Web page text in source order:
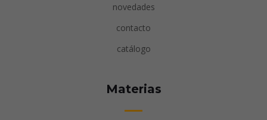
novedades
contacto
catálogo
Materias